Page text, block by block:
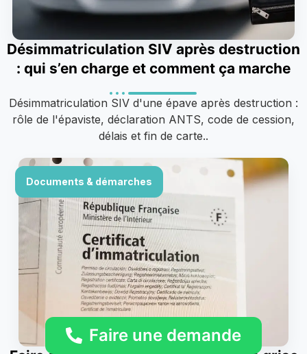
Désimmatriculation SIV après destruction
: qui s’en charge et comment ça marche
Désimmatriculation SIV d'une épave après destruction :
rôle de l'épaviste, déclaration ANTS, code de cession,
délais et fin de carte..
Documents & démarches
Faire une demande